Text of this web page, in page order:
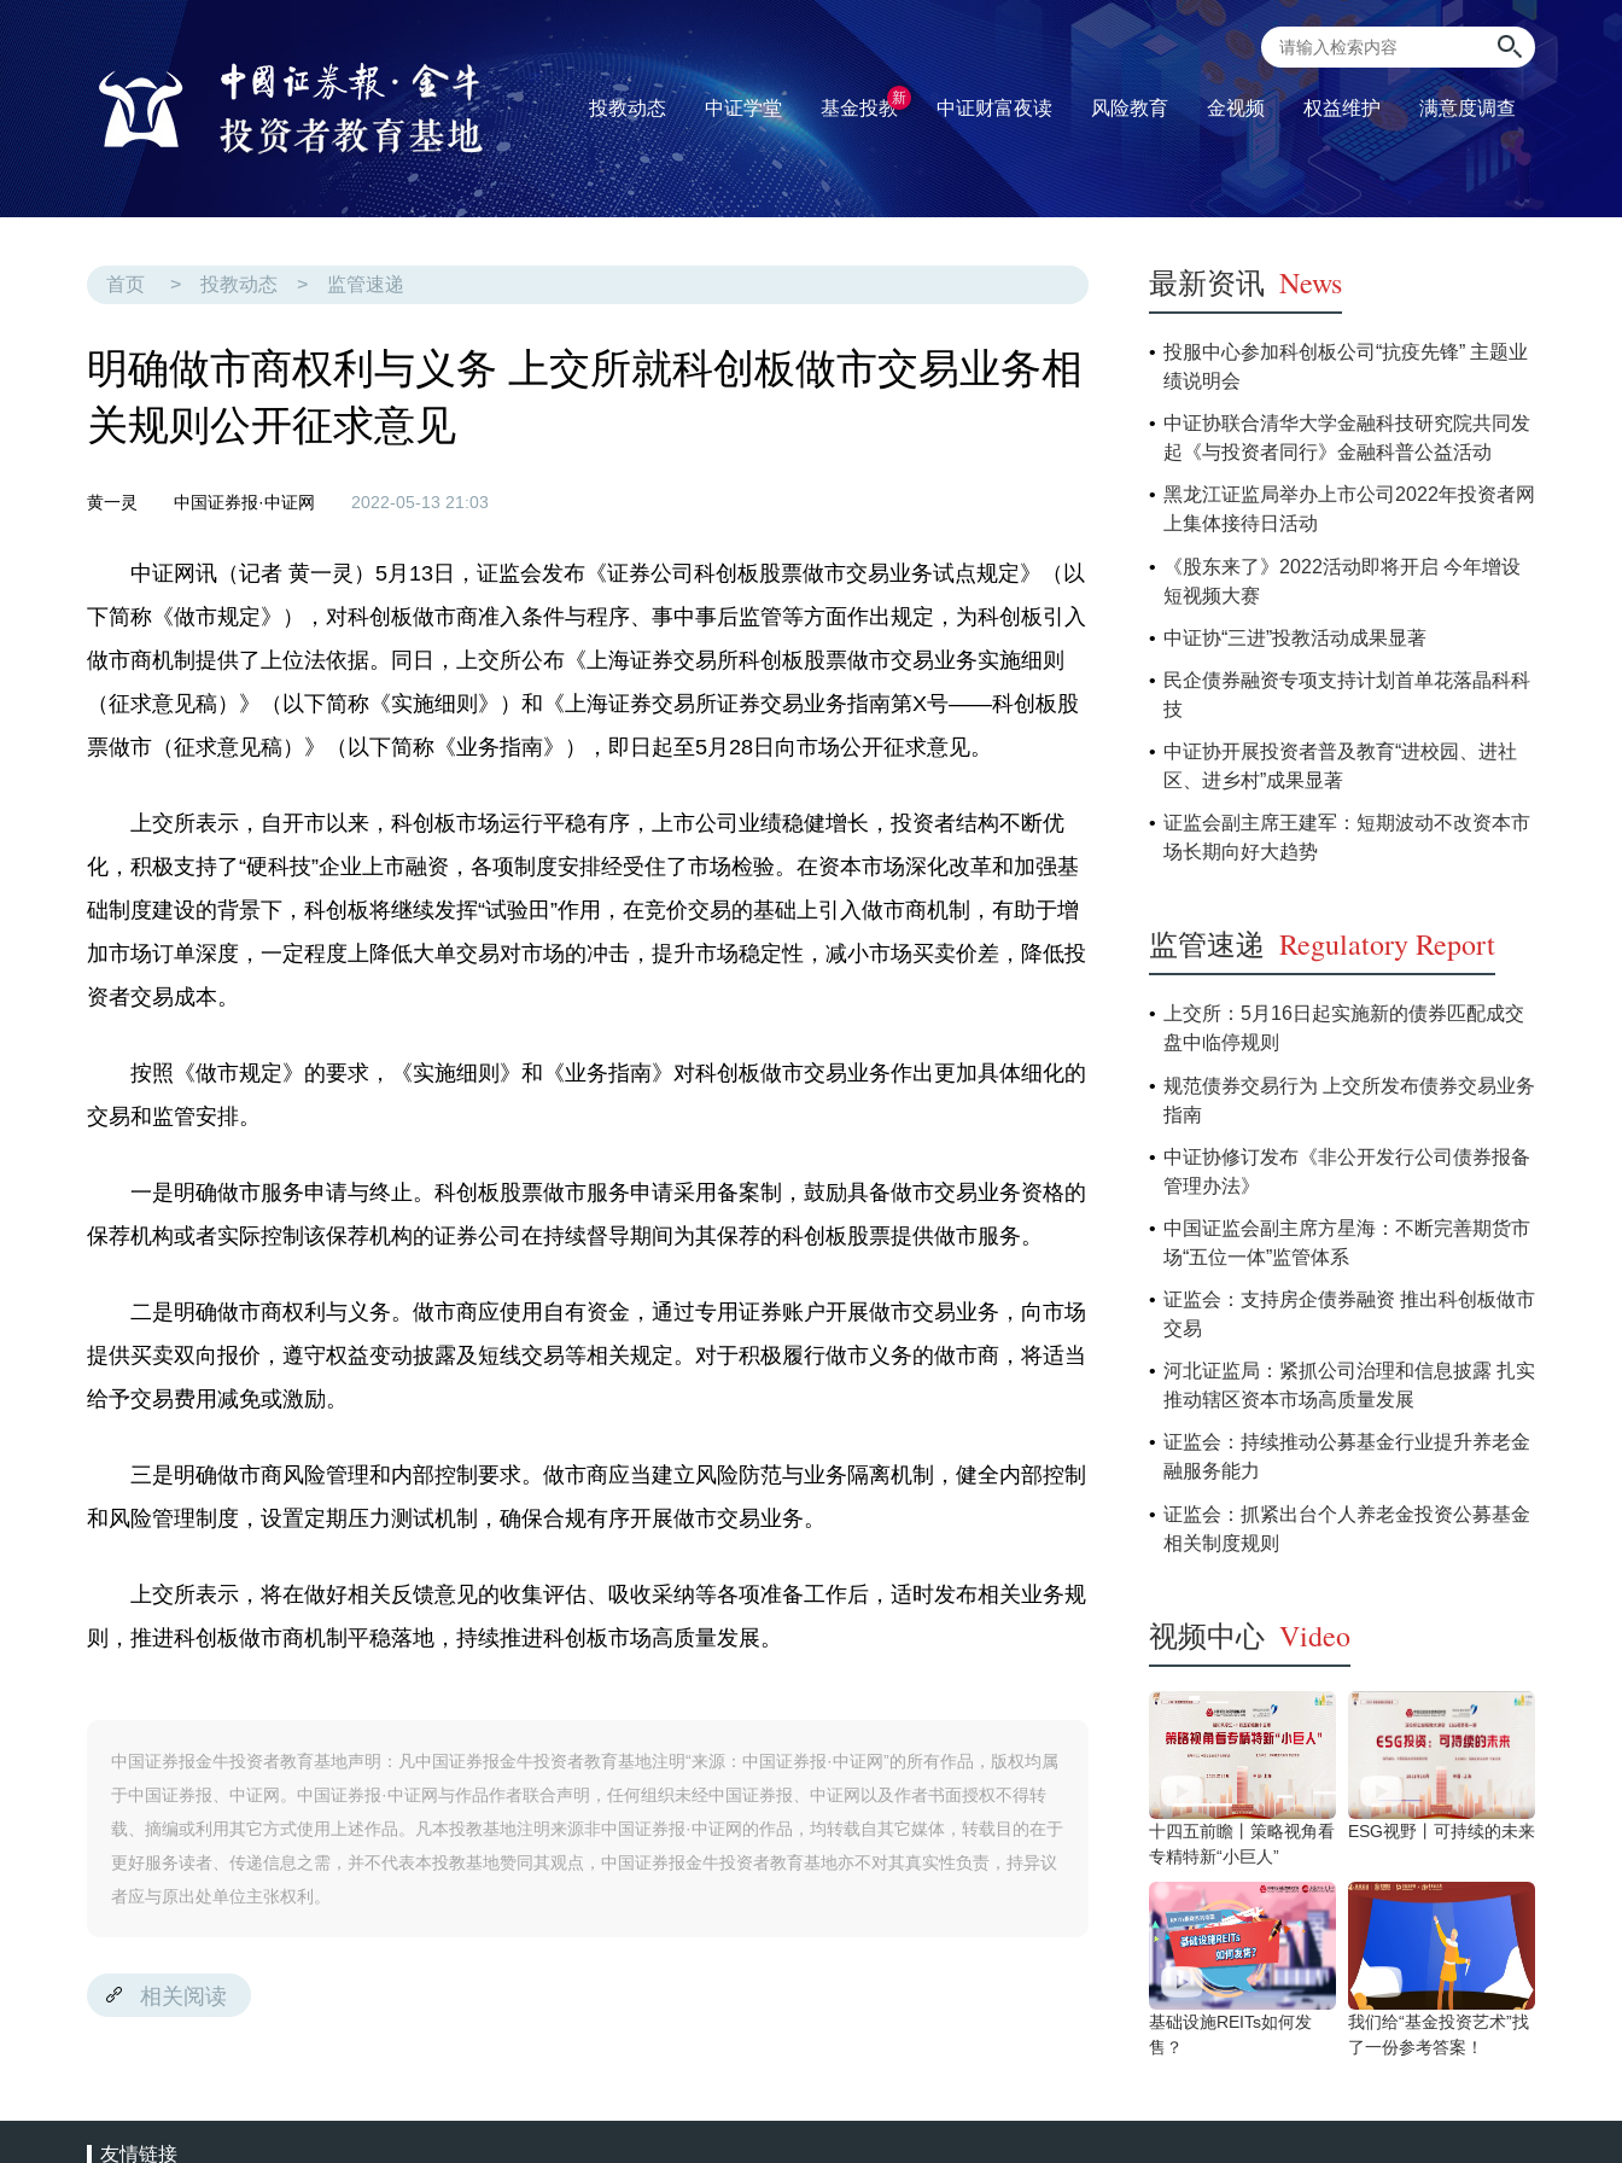
投教动态 中证学堂 基金投教新 中证财富夜读 风险教育 金视频 权益维护 满意度调查
首页 > 投教动态 > 监管速递
明确做市商权利与义务 上交所就科创板做市交易业务相
关规则公开征求意见
黄一灵 中国证券报·中证网 2022-05-13 21:03
中证网讯（记者 黄一灵）5月13日，证监会发布《证券公司科创板股票做市交易业务试点规定》（以
下简称《做市规定》），对科创板做市商准入条件与程序、事中事后监管等方面作出规定，为科创板引入
做市商机制提供了上位法依据。同日，上交所公布《上海证券交易所科创板股票做市交易业务实施细则
（征求意见稿）》（以下简称《实施细则》）和《上海证券交易所证券交易业务指南第X号——科创板股
票做市（征求意见稿）》（以下简称《业务指南》），即日起至5月28日向市场公开征求意见。
上交所表示，自开市以来，科创板市场运行平稳有序，上市公司业绩稳健增长，投资者结构不断优
化，积极支持了“硬科技”企业上市融资，各项制度安排经受住了市场检验。在资本市场深化改革和加强基
础制度建设的背景下，科创板将继续发挥“试验田”作用，在竞价交易的基础上引入做市商机制，有助于增
加市场订单深度，一定程度上降低大单交易对市场的冲击，提升市场稳定性，减小市场买卖价差，降低投
资者交易成本。
按照《做市规定》的要求，《实施细则》和《业务指南》对科创板做市交易业务作出更加具体细化的
交易和监管安排。
一是明确做市服务申请与终止。科创板股票做市服务申请采用备案制，鼓励具备做市交易业务资格的
保荐机构或者实际控制该保荐机构的证券公司在持续督导期间为其保荐的科创板股票提供做市服务。
二是明确做市商权利与义务。做市商应使用自有资金，通过专用证券账户开展做市交易业务，向市场
提供买卖双向报价，遵守权益变动披露及短线交易等相关规定。对于积极履行做市义务的做市商，将适当
给予交易费用减免或激励。
三是明确做市商风险管理和内部控制要求。做市商应当建立风险防范与业务隔离机制，健全内部控制
和风险管理制度，设置定期压力测试机制，确保合规有序开展做市交易业务。
上交所表示，将在做好相关反馈意见的收集评估、吸收采纳等各项准备工作后，适时发布相关业务规
则，推进科创板做市商机制平稳落地，持续推进科创板市场高质量发展。
中国证券报金牛投资者教育基地声明：凡中国证券报金牛投资者教育基地注明“来源：中国证券报·中证网”的所有作品，版权均属
于中国证券报、中证网。中国证券报·中证网与作品作者联合声明，任何组织未经中国证券报、中证网以及作者书面授权不得转
载、摘编或利用其它方式使用上述作品。凡本投教基地注明来源非中国证券报·中证网的作品，均转载自其它媒体，转载目的在于
更好服务读者、传递信息之需，并不代表本投教基地赞同其观点，中国证券报金牛投资者教育基地亦不对其真实性负责，持异议
者应与原出处单位主张权利。
相关阅读
最新资讯 News
投服中心参加科创板公司“抗疫先锋” 主题业
绩说明会
中证协联合清华大学金融科技研究院共同发
起《与投资者同行》金融科普公益活动
黑龙江证监局举办上市公司2022年投资者网
上集体接待日活动
《股东来了》2022活动即将开启 今年增设
短视频大赛
中证协“三进”投教活动成果显著
民企债券融资专项支持计划首单花落晶科科
技
中证协开展投资者普及教育“进校园、进社
区、进乡村”成果显著
证监会副主席王建军：短期波动不改资本市
场长期向好大趋势
监管速递 Regulatory Report
上交所：5月16日起实施新的债券匹配成交
盘中临停规则
规范债券交易行为 上交所发布债券交易业务
指南
中证协修订发布《非公开发行公司债券报备
管理办法》
中国证监会副主席方星海：不断完善期货市
场“五位一体”监管体系
证监会：支持房企债券融资 推出科创板做市
交易
河北证监局：紧抓公司治理和信息披露 扎实
推动辖区资本市场高质量发展
证监会：持续推动公募基金行业提升养老金
融服务能力
证监会：抓紧出台个人养老金投资公募基金
相关制度规则
视频中心 Video
十四五前瞻丨策略视角看
专精特新“小巨人”
ESG视野丨可持续的未来
基础设施REITs如何发
售？
我们给“基金投资艺术”找
了一份参考答案！
友情链接